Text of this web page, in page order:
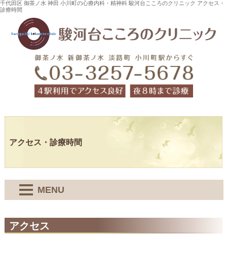
千代田区 御茶ノ水 神田 小川町の心療内科・精神科 駿河台こころのクリニック アクセス・
診療時間
アクセス・診療時間
MENU
アクセス